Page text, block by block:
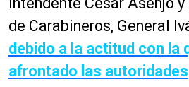
de Carabineros, General
debido a la actitud con la
afrontado las autoridades